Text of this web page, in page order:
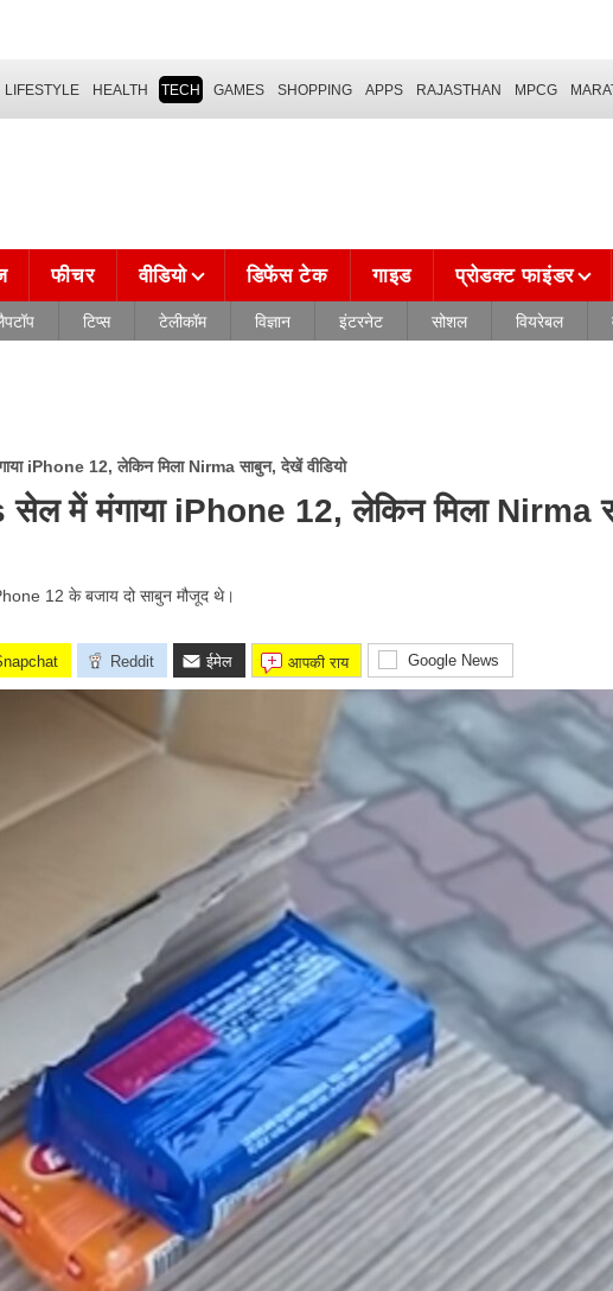
LIFESTYLE HEALTH TECH GAMES SHOPPING APPS RAJASTHAN MPCG
फीचर वीडियो डिफेंस टेक गाइड प्रोडक्ट फाइंडर
टिप्स टेलीकॉम विज्ञान इंटरनेट सोशल वियरेबल
iPhone 12, लेकिन मिला Nirma साबुन, देखें वीडियो
में मंगाया iPhone 12, लेकिन मिला Nirma
12 के बजाय दो साबुन मौजूद थे।
Reddit ईमेल आपकी राय Google News